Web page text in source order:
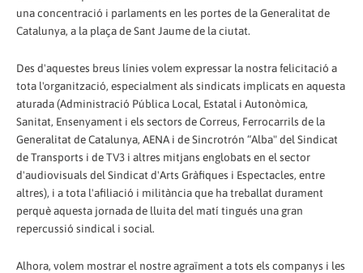
una concentració i parlaments en les portes de la Generalitat de
Catalunya, a la plaça de Sant Jaume de la ciutat.
Des d'aquestes breus línies volem expressar la nostra felicitació a
tota l'organització, especialment als sindicats implicats en aquesta
aturada (Administració Pública Local, Estatal i Autonòmica,
Sanitat, Ensenyament i els sectors de Correus, Ferrocarrils de la
Generalitat de Catalunya, AENA i de Sincrotrón “Alba" del Sindicat
de Transports i de TV3 i altres mitjans englobats en el sector
d'audiovisuals del Sindicat d'Arts Gràfiques i Espectacles, entre
altres), i a tota l'afiliació i militància que ha treballat durament
perquè aquesta jornada de lluita del matí tingués una gran
repercussió sindical i social.
Alhora, volem mostrar el nostre agraïment a tots els companys i les